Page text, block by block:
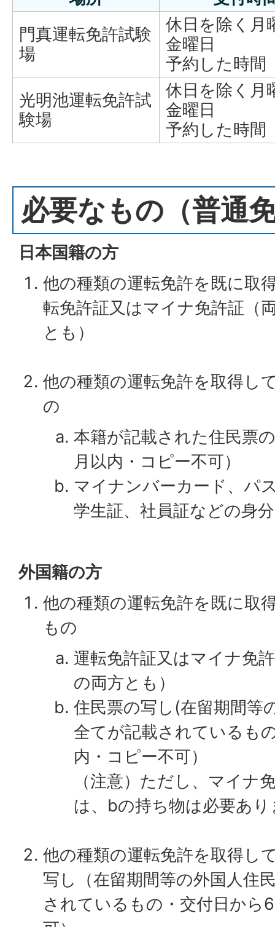
門真運転免許試験
場
休日を除く月
金曜日
予約した時間
光明池運転免許試
験場
休日を除く月
金曜日
予約した時間
必要なもの（普通
日本国籍の方
他の種類の運転免許を既に取
転免許証又はマイナ免許証（
とも）
他の種類の運転免許を取得し
の
本籍が記載された住民票
月以内・コピー不可）
マイナンバーカード、パ
学生証、社員証などの身
外国籍の方
他の種類の運転免許を既に取
もの
運転免許証又はマイナ免
の両方とも）
住民票の写し(在留期間等
全てが記載されているも
内・コピー不可）
（注意）ただし、マイナ
は、bの持ち物は必要あ
他の種類の運転免許を取得し
写し（在留期間等の外国人住
されているもの・交付日から